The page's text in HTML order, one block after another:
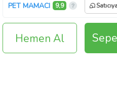
PET MAMACI 9,9
Hemen Al